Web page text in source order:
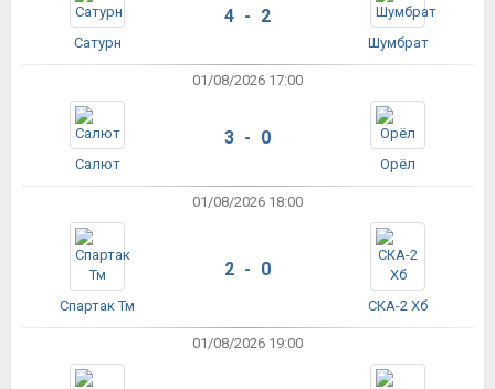
Сатурн
4 - 2
Шумбрат
01/08/2026 17:00
Салют
3 - 0
Орёл
01/08/2026 18:00
Спартак Тм
2 - 0
СКА-2 Хб
01/08/2026 19:00